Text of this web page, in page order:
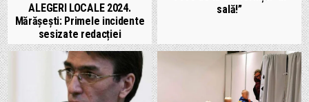
ALEGERI LOCALE 2024.
Mărășești: Primele incidente
sesizate redacției
sală!”